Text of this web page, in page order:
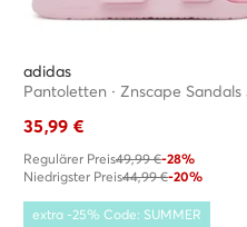
adidas
35,99 €
Regulärer Preis49,99 €-28%
Niedrigster Preis44,99 €-20%
extra -25% Code: SUMMER